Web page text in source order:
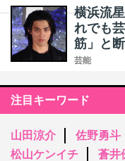
横浜流
れでも
筋」と
芸能
注目キーワード
山田涼介 佐野勇斗
松山ケンイチ
蒼井